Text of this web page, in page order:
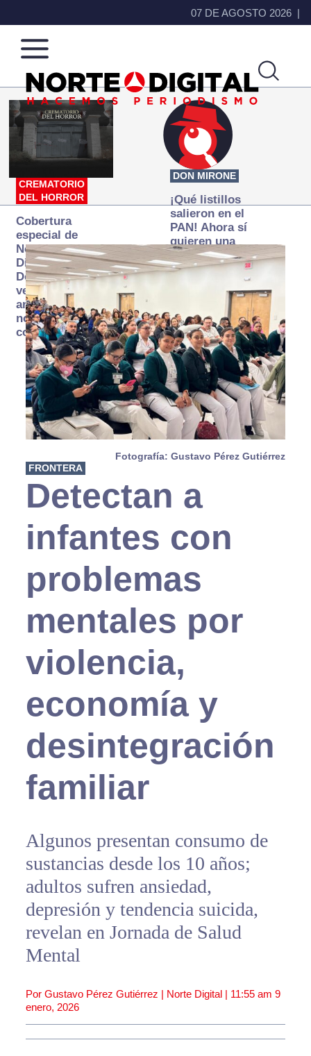
07 DE AGOSTO 2026
Norte
de
Ciudad
Más
que
noticias,
hacemos periodismo
CREMATORIO
DEL HORROR
Cobertura
especial de
Norte
Digital:
Donde la
verdad
arde… pero
no se
consume
DON MIRONE
¡Qué listillos
salieron en el
PAN! Ahora sí
quieren una
Fiscalía
autónoma… y
Fotografía: Gustavo Pérez Gutiérrez
FRONTERA
Detectan a
infantes con
problemas
mentales por
violencia,
economía y
desintegración
familiar
Algunos presentan consumo de
sustancias desde los 10 años;
adultos sufren ansiedad,
depresión y tendencia suicida,
revelan en Jornada de Salud
Mental
Por Gustavo Pérez Gutiérrez | Norte Digital | 11:55 am 9
enero, 2026